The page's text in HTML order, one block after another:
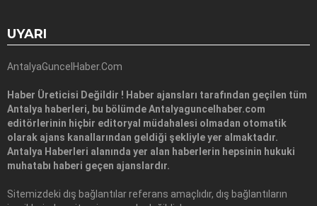
UYARI
AntalyaGuncelHaber.Com
Haber Üreticisi Değildir ! Haber ajansları tarafından geçilen tüm
Antalya haberleri, bu bölümde Antalyaguncelhaber.com
editörlerinin hiçbir editoryal müdahalesi olmadan otomatik
olarak ajans kanallarından geldiği şekliyle yer almaktadır.
Antalya Haberleri alanında yer alan haberlerin hepsinin hukuki
muhatabı haberi geçen ajanslardır.
Sitemizdeki dış bağlantılar referans amaçlıdır, dış bağlantıların